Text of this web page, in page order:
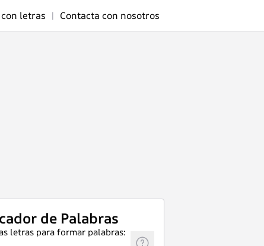
letras | Contacta con nosotros
de Palabras
letras para formar palabras: